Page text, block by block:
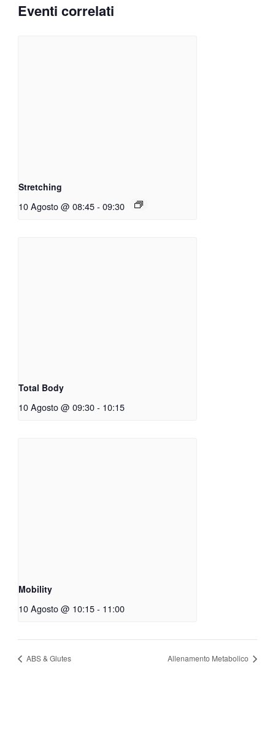
Eventi correlati
Stretching
10 Agosto @ 08:45 - 09:30
Total Body
10 Agosto @ 09:30 - 10:15
Mobility
10 Agosto @ 10:15 - 11:00
ABS & Glutes Allenamento Metabolico